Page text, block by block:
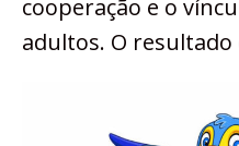
cooperação e o
adultos. O